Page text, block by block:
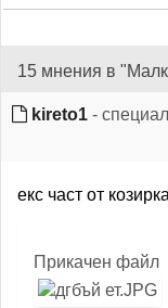
15 мнения в
kireto1 -
екс част от
Прикачен файл